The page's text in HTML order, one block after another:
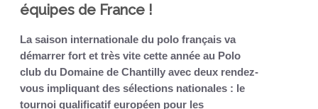
équipes de France !
La saison internationale du polo français va
démarrer fort et très vite cette année au Polo
club du Domaine de Chantilly avec deux rendez-
vous impliquant des sélections nationales : le
tournoi qualificatif européen pour les